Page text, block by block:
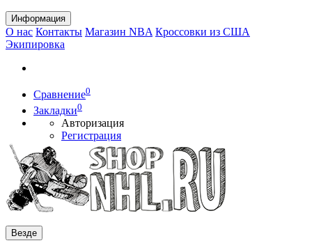
Информация
О нас Контакты Магазин NBA Кроссовки из США
Экипировка
Сравнение0
Закладки0
Авторизация
Регистрация
Везде